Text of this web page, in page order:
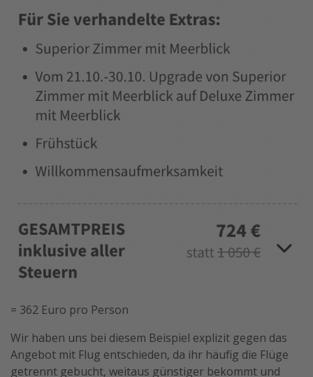
= 362 Euro pro Person
Wir haben uns bei diesem Beispiel explizit gegen das
Angebot mit Flug entschieden, da ihr häufig die Flüge
getrennt gebucht, weitaus günstiger bekommt und